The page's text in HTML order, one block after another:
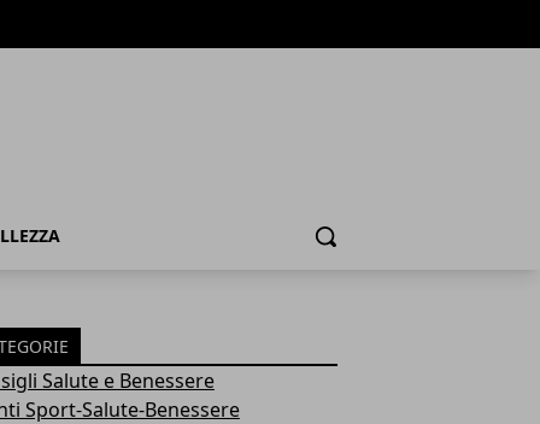
Cerca
Salute e Benessere
Sport-Salute-Benessere